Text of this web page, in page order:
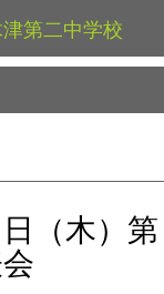
第二中学校
（木）